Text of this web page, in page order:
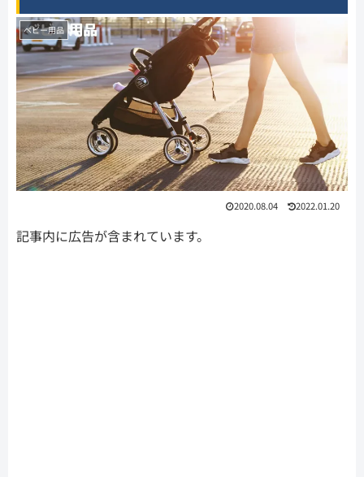
ベビー用品
2020.08.04 2022.01.20
記事内に広告が含まれています。